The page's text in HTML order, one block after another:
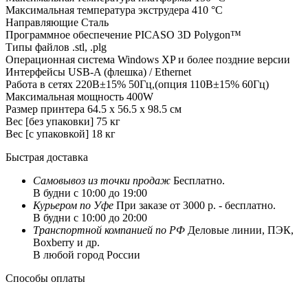
Максимальная температура экструдера 410 °C
Направляющие Сталь
Программное обеспечение PICASO 3D Polygon™
Типы файлов .stl, .plg
Операционная система Windows XP и более поздние версии
Интерфейсы USB-A (флешка) / Ethernet
Работа в сетях 220В±15% 50Гц,(опция 110В±15% 60Гц)
Максимальная мощность 400W
Размер принтера 64.5 x 56.5 x 98.5 см
Вес [без упаковки] 75 кг
Вес [с упаковкой] 18 кг
Быстрая доставка
Самовывоз из точки продаж Бесплатно.
В будни с 10:00 до 19:00
Курьером по Уфе При заказе от 3000 р. - бесплатно.
В будни с 10:00 до 20:00
Транспортной компанией по РФ Деловые линии, ПЭК,
Boxberry и др.
В любой город России
Способы оплаты